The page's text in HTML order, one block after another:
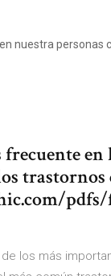
nuestra personas
en
trastornos
los más